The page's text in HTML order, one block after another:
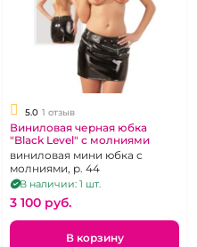
5.0 1 отзыв
Виниловая черная юбка
"Black Level" с молниями
виниловая мини юбка с
молниями, р. 44
В наличии: 1 шт.
3 100 pуб.
В корзину